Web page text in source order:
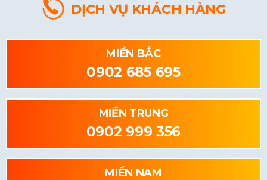
DỊCH VỤ KHÁCH HÀNG
MIỀN BẮC
0902 685 695
MIỀN TRUNG
0902 999 356
MIỀN NAM